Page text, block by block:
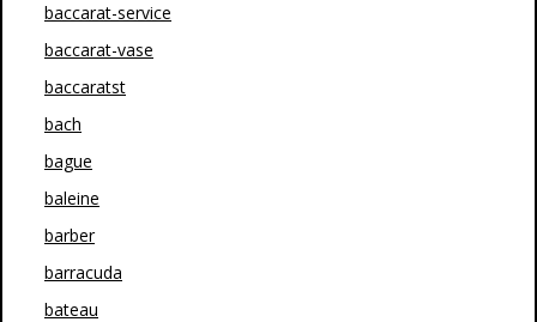
baccarat-service
baccarat-vase
baccaratst
bach
bague
baleine
barber
barracuda
bateau